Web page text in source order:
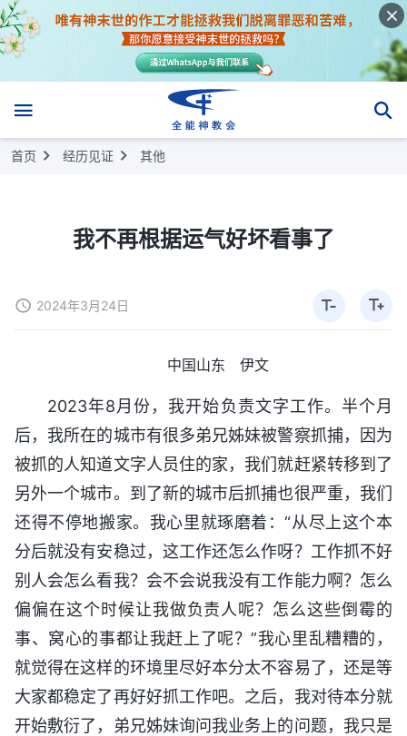
首页 经历见证 其他
我不再根据运气好坏看事了
2024年3月24日
中国山东 伊文
2023年8月份，我开始负责文字工作。半个月
后，我所在的城市有很多弟兄姊妹被警察抓捕，因为
被抓的人知道文字人员住的家，我们就赶紧转移到了
另外一个城市。到了新的城市后抓捕也很严重，我们
还得不停地搬家。我心里就琢磨着：“从尽上这个本
分后就没有安稳过，这工作还怎么作呀？工作抓不好
别人会怎么看我？会不会说我没有工作能力啊？怎么
偏偏在这个时候让我做负责人呢？怎么这些倒霉的
事、窝心的事都让我赶上了呢？”我心里乱糟糟的，
就觉得在这样的环境里尽好本分太不容易了，还是等
大家都稳定了再好好抓工作吧。之后，我对待本分就
开始敷衍了，弟兄姊妹询问我业务上的问题，我只是